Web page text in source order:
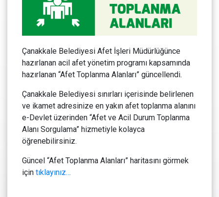
Çanakkale Belediyesi Afet İşleri Müdürlüğünce
hazırlanan acil afet yönetim programı kapsamında
hazırlanan “Afet Toplanma Alanları” güncellendi.
Çanakkale Belediyesi sınırları içerisinde belirlenen
ve ikamet adresinize en yakın afet toplanma alanını
e-Devlet üzerinden “Afet ve Acil Durum Toplanma
Alanı Sorgulama” hizmetiyle kolayca
öğrenebilirsiniz.
Güncel “Afet Toplanma Alanları” haritasını görmek
için tıklayınız…